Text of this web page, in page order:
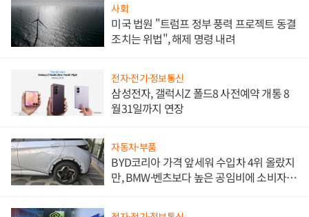
사회
미국 법원 "트럼프 정부 풍력 프로젝트 동결
조치는 위법", 해제 명령 내려
전자·전기·정보통신
삼성전자, 갤럭시Z 폴드8 사전예약 개통 8
월31일까지 연장
자동차·부품
BYD코리아 가격 앞세워 수입차 4위 올랐지
만, BMW·벤츠보다 높은 공임비에 소비자